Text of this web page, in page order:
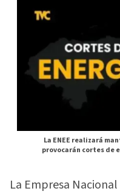
La ENEE realizará
provocarán cortes de
La Empresa